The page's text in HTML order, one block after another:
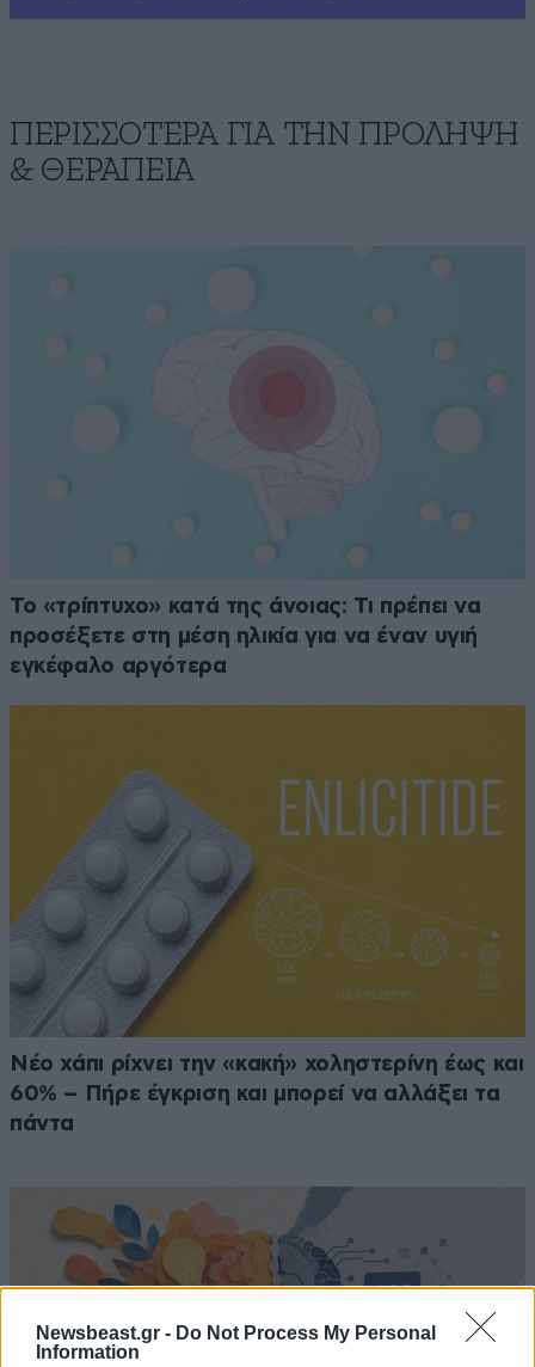
Newsbeast.gr - Do Not Process My Personal
Information
ΠΕΡΙΣΣΟΤΕΡΑ ΓΙΑ ΤΗΝ ΠΡΟΛΗΨΗ
& ΘΕΡΑΠΕΙΑ
Το «τρίπτυχο» κατά της άνοιας: Τι πρέπει να
προσέξετε στη μέση ηλικία για να έναν υγιή
εγκέφαλο αργότερα
Νέο χάπι ρίχνει την «κακή» χοληστερίνη έως και
60% – Πήρε έγκριση και μπορεί να αλλάξει τα
πάντα